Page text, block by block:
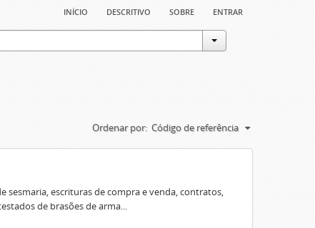
início descritivo sobre entrar
Ordenar por: Código de referência
sesmaria, escrituras de compra e venda, contratos,
de brasões de arma...